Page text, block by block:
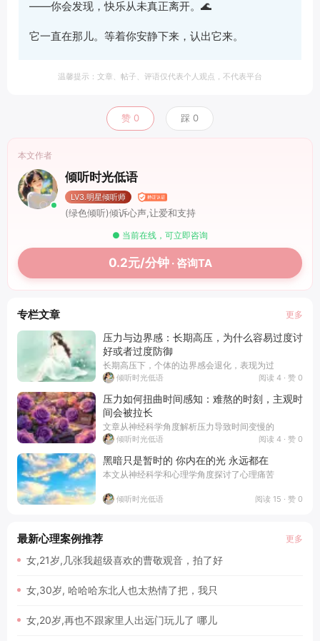
——你会发现，快乐从未真正离开。🌊
它一直在那儿。等着你安静下来，认出它来。
温馨提示：文章、帖子、评语仅代表个人观点，不代表平台
赞 0 踩 0
本文作者
倾听时光低语
LV3.明星倾听师
(绿色倾听)倾诉心声,让爱和支持
● 当前在线，可立即咨询
0.2元/分钟· 咨询TA
专栏文章 更多
压力与边界感：长期高压，为什么容易过度讨
好或者过度防御
长期高压下，个体的边界感会退化，表现为过
倾听时光低语 阅读 4 · 赞 0
压力如何扭曲时间感知：难熬的时刻，主观时
间会被拉长
文章从神经科学角度解析压力导致时间变慢的
倾听时光低语 阅读 4 · 赞 0
黑暗只是暂时的 你内在的光 永远都在
本文从神经科学和心理学角度探讨了心理痛苦
倾听时光低语 阅读 15 · 赞 0
最新心理案例推荐 更多
女,21岁,几张我超级喜欢的曹敬观音，拍了好
女,30岁, 哈哈哈东北人也太热情了把，我只
女,20岁,再也不跟家里人出远门玩儿了 哪儿